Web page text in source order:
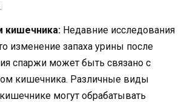
кишечника: Недавние исследования
изменение запаха урины после
спаржи может быть связано с
кишечника. Различные виды
могут обрабатывать